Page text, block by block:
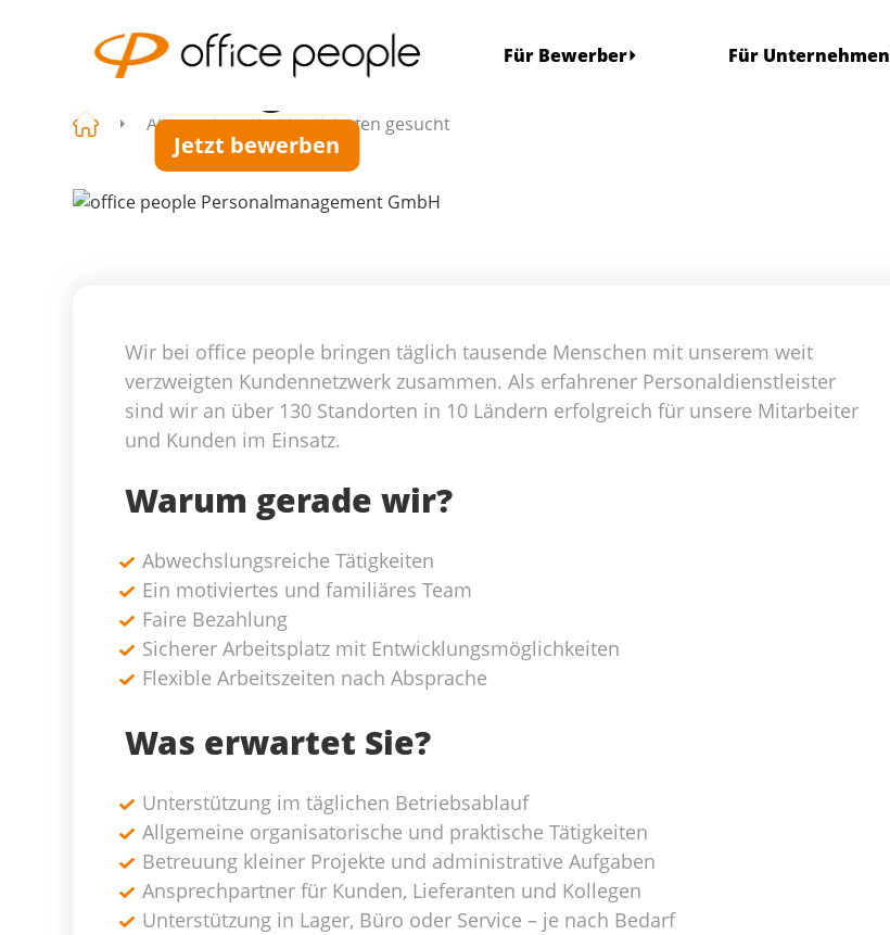
Für Bewerber Für Unternehmen
Allrounder m/w/d in Ilshofen gesucht
m/w/d in
Ilshofen gesucht
Jetzt bewerben
Wir bei office people bringen täglich tausende Menschen mit unserem weit
verzweigten Kundennetzwerk zusammen. Als erfahrener Personaldienstleister
sind wir an über 130 Standorten in 10 Ländern erfolgreich für unsere Mitarbeiter
und Kunden im Einsatz.
Warum gerade wir?
Abwechslungsreiche Tätigkeiten
Ein motiviertes und familiäres Team
Faire Bezahlung
Sicherer Arbeitsplatz mit Entwicklungsmöglichkeiten
Flexible Arbeitszeiten nach Absprache
Was erwartet Sie?
Unterstützung im täglichen Betriebsablauf
Allgemeine organisatorische und praktische Tätigkeiten
Betreuung kleiner Projekte und administrative Aufgaben
Ansprechpartner für Kunden, Lieferanten und Kollegen
Unterstützung in Lager, Büro oder Service – je nach Bedarf